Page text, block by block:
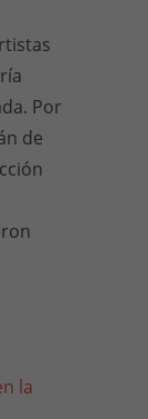
Por
de
la